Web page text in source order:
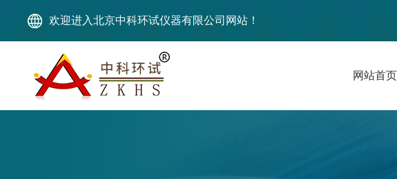
欢迎进入北京中科环试仪器有限公司网站！
网站首页